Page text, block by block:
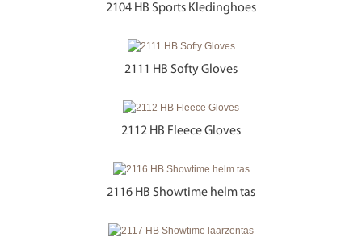
2104 HB Sports Kledinghoes
2111 HB Softy Gloves
2112 HB Fleece Gloves
2116 HB Showtime helm tas